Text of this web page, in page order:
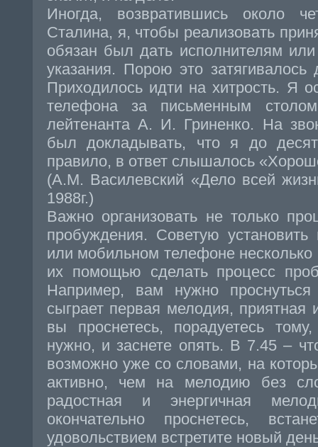
Иногда, возвратившись около
Сталина, я, чтобы реализовать
обязан был дать исполнителям
указания. Порою это
Приходилось идти на хитрость. Я
телефона за письменным
лейтенанта А. И. Гриненко. На
был докладывать, что я до
правило, в ответ слышалось
(А.М. Василевский «Дело всей
1988г.)
Важно организовать не только
пробуждения. Советую
или мобильном телефоне
их помощью сделать процесс
Например, вам нужно
сыграет первая мелодия, приятная
вы проснетесь, порадуетесь
нужно, и заснете опять. В 7.45 –
возможно уже со словами, на
активно, чем на мелодию без
радостная и энергичная
окончательно проснетесь,
удовольствием встретите новый